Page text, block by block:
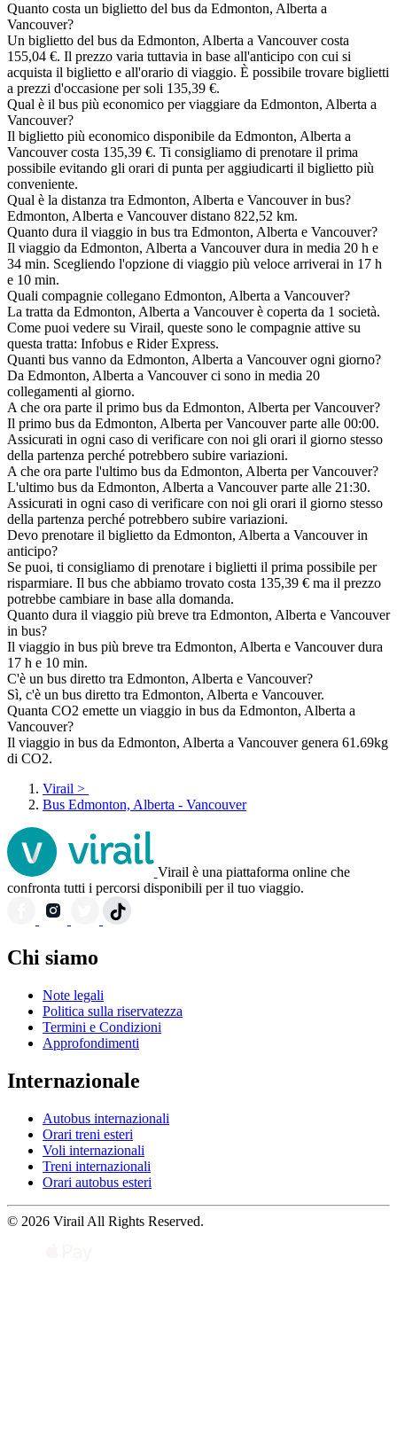
Quanto costa un biglietto del bus da Edmonton, Alberta a
Vancouver?
Un biglietto del bus da Edmonton, Alberta a Vancouver costa
155,04 €. Il prezzo varia tuttavia in base all'anticipo con cui si
acquista il biglietto e all'orario di viaggio. È possibile trovare biglietti
a prezzi d'occasione per soli 135,39 €.
Qual è il bus più economico per viaggiare da Edmonton, Alberta a
Vancouver?
Il biglietto più economico disponibile da Edmonton, Alberta a
Vancouver costa 135,39 €. Ti consigliamo di prenotare il prima
possibile evitando gli orari di punta per aggiudicarti il biglietto più
conveniente.
Qual è la distanza tra Edmonton, Alberta e Vancouver in bus?
Edmonton, Alberta e Vancouver distano 822,52 km.
Quanto dura il viaggio in bus tra Edmonton, Alberta e Vancouver?
Il viaggio da Edmonton, Alberta a Vancouver dura in media 20 h e
34 min. Scegliendo l'opzione di viaggio più veloce arriverai in 17 h
e 10 min.
Quali compagnie collegano Edmonton, Alberta a Vancouver?
La tratta da Edmonton, Alberta a Vancouver è coperta da 1 società.
Come puoi vedere su Virail, queste sono le compagnie attive su
questa tratta: Infobus e Rider Express.
Quanti bus vanno da Edmonton, Alberta a Vancouver ogni giorno?
Da Edmonton, Alberta a Vancouver ci sono in media 20
collegamenti al giorno.
A che ora parte il primo bus da Edmonton, Alberta per Vancouver?
Il primo bus da Edmonton, Alberta per Vancouver parte alle 00:00.
Assicurati in ogni caso di verificare con noi gli orari il giorno stesso
della partenza perché potrebbero subire variazioni.
A che ora parte l'ultimo bus da Edmonton, Alberta per Vancouver?
L'ultimo bus da Edmonton, Alberta a Vancouver parte alle 21:30.
Assicurati in ogni caso di verificare con noi gli orari il giorno stesso
della partenza perché potrebbero subire variazioni.
Devo prenotare il biglietto da Edmonton, Alberta a Vancouver in
anticipo?
Se puoi, ti consigliamo di prenotare i biglietti il prima possibile per
risparmiare. Il bus che abbiamo trovato costa 135,39 € ma il prezzo
potrebbe cambiare in base alla domanda.
Quanto dura il viaggio più breve tra Edmonton, Alberta e Vancouver
in bus?
Il viaggio in bus più breve tra Edmonton, Alberta e Vancouver dura
17 h e 10 min.
C'è un bus diretto tra Edmonton, Alberta e Vancouver?
Sì, c'è un bus diretto tra Edmonton, Alberta e Vancouver.
Quanta CO2 emette un viaggio in bus da Edmonton, Alberta a
Vancouver?
Il viaggio in bus da Edmonton, Alberta a Vancouver genera 61.69kg
di CO2.
Virail >
Bus Edmonton, Alberta - Vancouver
Virail è una piattaforma online che
confronta tutti i percorsi disponibili per il tuo viaggio.
Chi siamo
Note legali
Politica sulla riservatezza
Termini e Condizioni
Approfondimenti
Internazionale
Autobus internazionali
Orari treni esteri
Voli internazionali
Treni internazionali
Orari autobus esteri
© 2026 Virail All Rights Reserved.